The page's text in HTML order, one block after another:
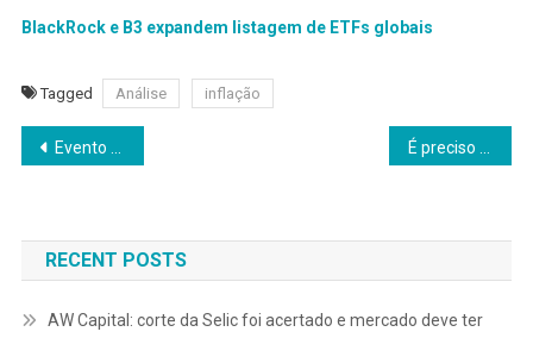
BlackRock e B3 expandem listagem de ETFs globais
Tagged Análise inflação
Navegação
Post
Evento em São Paulo reforça Portugal como porta de entrada para investimentos brasileiros no mercado europeu
RECENT POSTS
AW Capital: corte da Selic foi acertado e mercado deve ter